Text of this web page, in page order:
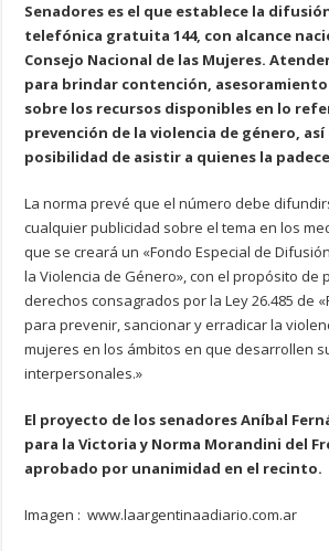
Senadores es el que establece la
telefónica gratuita 144, con alcance
Consejo Nacional de las Mujeres.
para brindar contención,
sobre los recursos disponibles en lo
prevención de la violencia de género, así
posibilidad de asistir a quienes la
La norma prevé que el número debe
cualquier publicidad sobre el tema en los
que se creará un «Fondo Especial de
la Violencia de Género», con el propósito de
derechos consagrados por la Ley 26.485 de
para prevenir, sancionar y erradicar la
mujeres en los ámbitos en que desarrollen
interpersonales.»
El proyecto de los senadores Aníbal
para la Victoria y Norma Morandini del
aprobado por unanimidad en el recinto.
Imagen : www.laargentinaadiario.com.ar